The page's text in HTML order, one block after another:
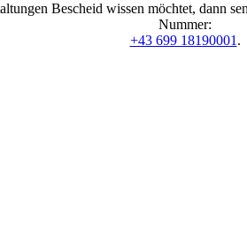
Bescheid wissen möchtet, dann
Nummer:
+43 699 18190001 .